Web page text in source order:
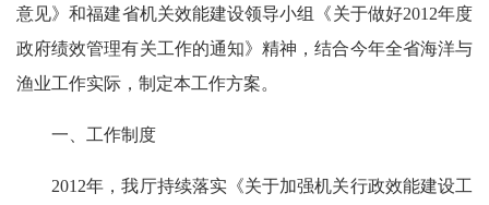
意见》和福建省机关效能建设领导小组《关于做好2012年度
政府绩效管理有关工作的通知》精神，结合今年全省海洋与
渔业工作实际，制定本工作方案。
一、工作制度
2012年，我厅持续落实《关于加强机关行政效能建设工